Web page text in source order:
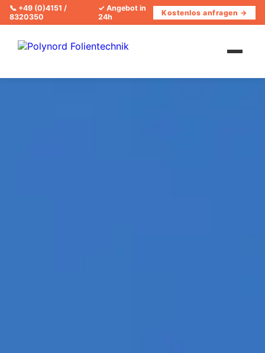
📞 +49 (0)4151 /
8320350
✓ Angebot in
24h
Kostenlos anfragen →